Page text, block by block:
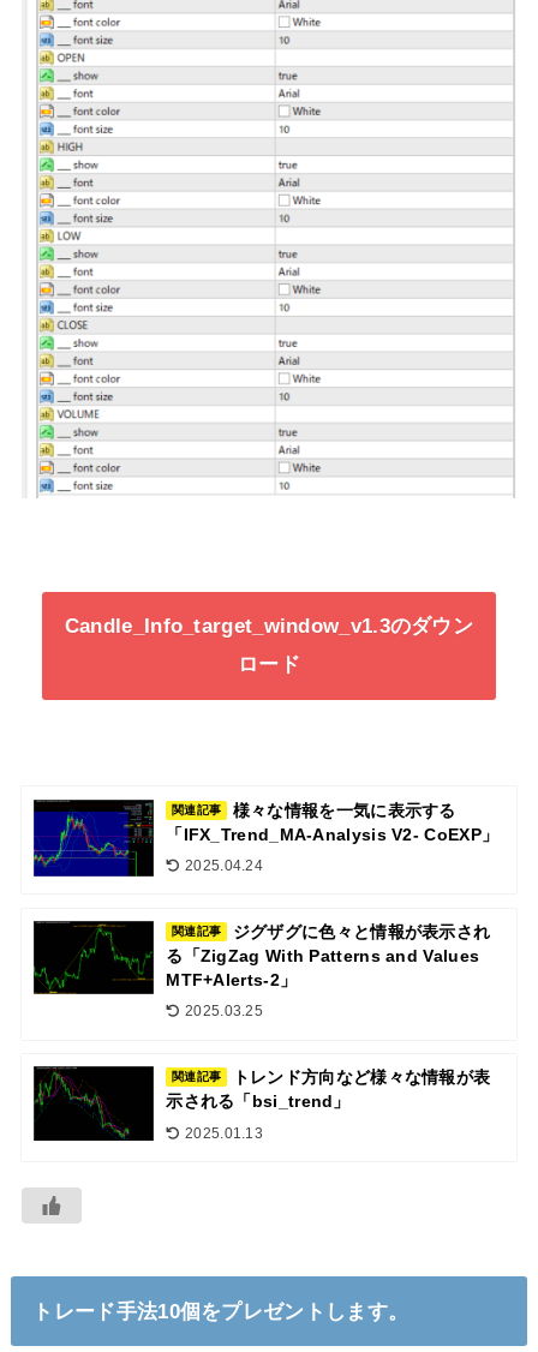
Candle_Info_target_window_v1.3のダウン
ロード
関連記事
様々な情報を一気に表示する
「IFX_Trend_MA-Analysis V2- CoEXP」
2025.04.24
関連記事
ジグザグに色々と情報が表示され
る「ZigZag With Patterns and Values
MTF+Alerts-2」
2025.03.25
関連記事
トレンド方向など様々な情報が表
示される「bsi_trend」
2025.01.13
トレード手法10個をプレゼントします。